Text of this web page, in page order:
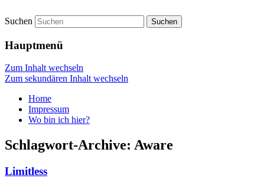
vidgames.de
Suchen
Hauptmenü
Zum Inhalt wechseln
Zum sekundären Inhalt wechseln
Home
Impressum
Wo bin ich hier?
Schlagwort-Archive: Aware
Limitless